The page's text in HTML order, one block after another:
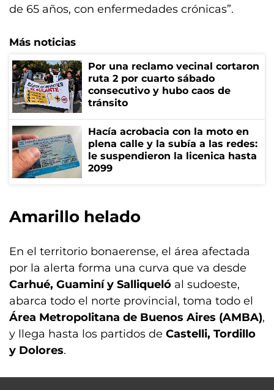
de 65 años, con enfermedades crónicas”.
Más noticias
Por una reclamo vecinal cortaron
ruta 2 por cuarto sábado
consecutivo y hubo caos de
tránsito
Hacía acrobacia con la moto en
plena calle y la subía a las redes:
le suspendieron la licenica hasta
2099
Amarillo helado
En el territorio bonaerense, el área afectada
por la alerta forma una curva que va desde
Carhué, Guaminí y Salliqueló al sudoeste,
abarca todo el norte provincial, toma todo el
Área Metropolitana de Buenos Aires (AMBA),
y llega hasta los partidos de Castelli, Tordillo
y Dolores.